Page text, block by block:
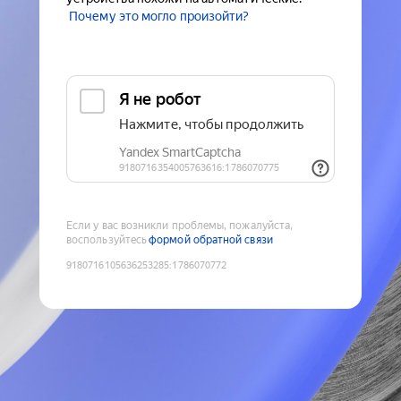
Почему это могло произойти?
Если у вас возникли проблемы, пожалуйста,
воспользуйтесьформой обратной связи
9180716105636253285:1786070772